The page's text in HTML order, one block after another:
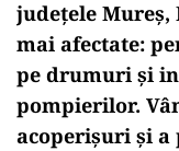
județele Mureș,
mai afectate:
pe drumuri și
pompierilor.
acoperișuri și a